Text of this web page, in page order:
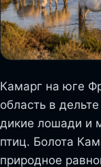
Камарг на юге
область в
дикие лошади и
птиц. Болота
природное